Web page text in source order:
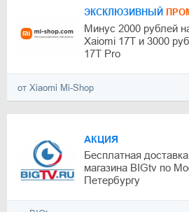
ЭКСКЛЮЗИВНЫЙ
Минус 2000 рублей
Xaiomi 17T и 3000
17T Pro
от Xiaomi Mi-Shop
АКЦИЯ
Бесплатная
магазина BIGtv по
Петербургу